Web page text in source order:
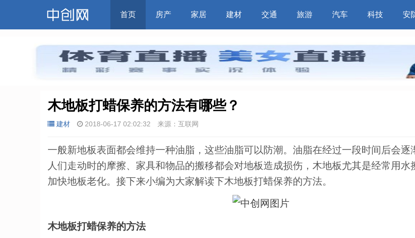
首页 房产 家居 建材 交通 旅游 汽车 科技 安
木地板打蜡保养的方法有哪些？
建材 2018-06-17 02:02:32 来源：互联网
一般新地板表面都会维持一种油脂，这些油脂可以防潮。油脂在经过一段时间后会逐
人们走动时的摩擦、家具和物品的搬移都会对地板造成损伤，木地板尤其是经常用水
加快地板老化。接下来小编为大家解读下木地板打蜡保养的方法。
木地板打蜡保养的方法